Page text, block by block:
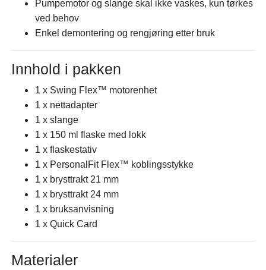
Pumpemotor og slange skal ikke vaskes, kun tørkes
ved behov
Enkel demontering og rengjøring etter bruk
Innhold i pakken
1 x Swing Flex™ motorenhet
1 x nettadapter
1 x slange
1 x 150 ml flaske med lokk
1 x flaskestativ
1 x PersonalFit Flex™ koblingsstykke
1 x brysttrakt 21 mm
1 x brysttrakt 24 mm
1 x bruksanvisning
1 x Quick Card
Materialer